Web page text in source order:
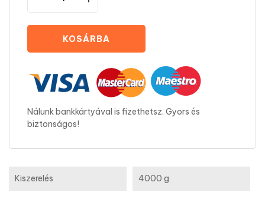
KOSÁRBA
Nálunk bankkártyával is fizethetsz. Gyors és
biztonságos!
Kiszerelés 4000 g